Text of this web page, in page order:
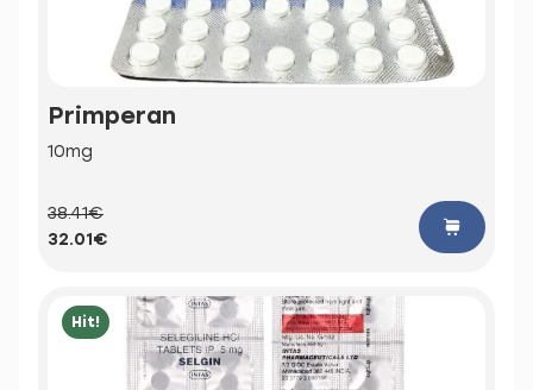
Primperan
10mg
38.41€
32.01€
Hit!